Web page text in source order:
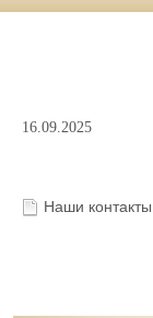
16.09.2025
Наши